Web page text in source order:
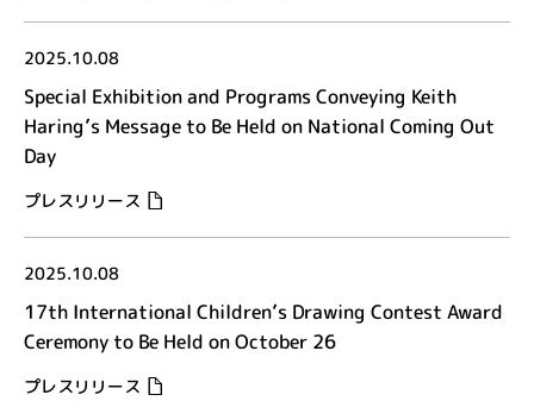
2025.10.08
Special Exhibition and Programs Conveying Keith
Haring’s Message to Be Held on National Coming Out
Day
プレスリリース
2025.10.08
17th International Children’s Drawing Contest Award
Ceremony to Be Held on October 26
プレスリリース